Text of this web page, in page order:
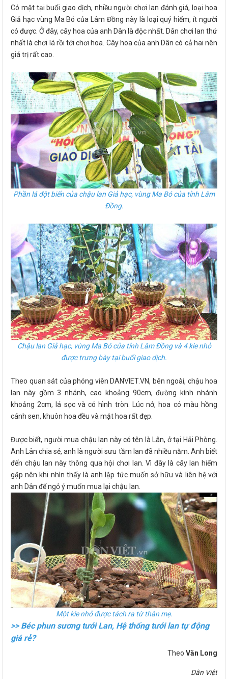
Có mặt tại buổi giao dịch, nhiều người chơi lan đánh giá, loại hoa
Giả hạc vùng Ma Bó của Lâm Đồng này là loại quý hiếm, ít người
có được. Ở đây, cây hoa của anh Dân là độc nhất. Dân chơi lan thứ
nhất là chơi lá rồi tới chơi hoa. Cây hoa của anh Dân có cả hai nên
giá trị rất cao.
Phần lá đột biến của chậu lan Giả hạc, vùng Ma Bó của tỉnh Lâm
Đồng.
Chậu lan Giả hạc, vùng Ma Bó của tỉnh Lâm Đồng và 4 kie nhỏ
được trưng bày tại buổi giao dịch.
Theo quan sát của phóng viên DANVIET.VN, bên ngoài, chậu hoa
lan này gồm 3 nhánh, cao khoảng 90cm, đường kính nhánh
khoảng 2cm, lá sọc và có hình tròn. Lúc nở, hoa có màu hồng
cánh sen, khuôn hoa đều và mặt hoa rất đẹp.
Được biết, người mua chậu lan này có tên là Lân, ở tại Hải Phòng.
Anh Lân chia sẻ, anh là người sưu tầm lan đã nhiều năm. Anh biết
đến chậu lan này thông qua hội chơi lan. Vì đây là cây lan hiếm
gặp nên khi nhìn thấy là anh lập tức muốn sở hữu và liên hệ với
anh Dân để ngỏ ý muốn mua lại chậu lan.
Một kie nhỏ được tách ra từ thân mẹ.
>> Béc phun sương tưới Lan, Hệ thống tưới lan tự động
giá rẻ?
Theo Văn Long
Dân Việt